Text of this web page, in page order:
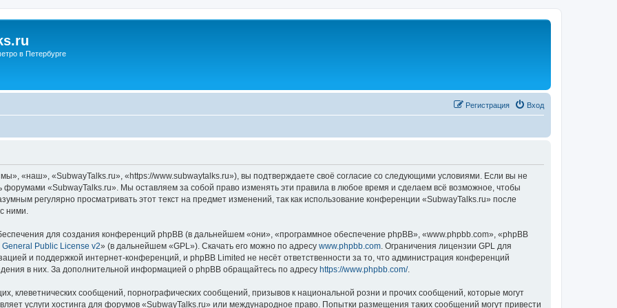
в Петербурге
Вход
Регистрация
«наш», «SubwayTalks.ru», «https://www.subwaytalks.ru»), вы подтверждаете своё согласие со следующими условиями. Если вы не
форумами «SubwayTalks.ru». Мы оставляем за собой право изменять эти правила в любое время и сделаем всё возможное, чтобы
регулярно просматривать этот текст на предмет изменений, так как использование конференции «SubwayTalks.ru» после
ними.
для создания конференций phpBB (в дальнейшем «они», «программное обеспечение phpBB», «www.phpbb.com», «phpBB
General Public License v2» (в дальнейшем «GPL»). Скачать его можно по адресу www.phpbb.com. Ограничения лицензии GPL для
и поддержкой интернет-конференций, и phpBB Limited не несёт ответственности за то, что администрация конференций
в них. За дополнительной информацией о phpBB обращайтесь по адресу https://www.phpbb.com/.
клеветнических сообщений, порнографических сообщений, призывов к национальной розни и прочих сообщений, которые могут
услуги хостинга для форумов «SubwayTalks.ru» или международное право. Попытки размещения таких сообщений могут привести